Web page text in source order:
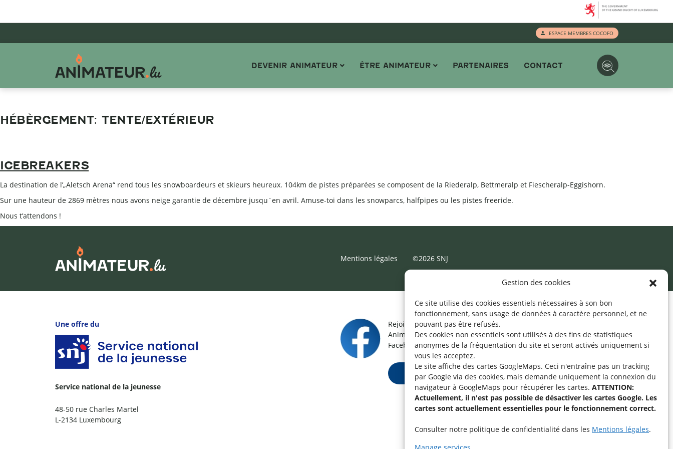
Gestion des cookies
Ce site utilise des cookies essentiels nécessaires à son bon
fonctionnement, sans usage de données à caractère personnel, et ne
pouvant pas être refusés.
Des cookies non essentiels sont utilisés à des fins de statistiques
anonymes de la fréquentation du site et seront activés uniquement si
vous les acceptez.
Le site affiche des cartes GoogleMaps. Ceci n'entraîne pas un tracking
par Google via des cookies, mais demande uniquement la connexion du
navigateur à GoogleMaps pour récupérer les cartes. ATTENTION:
Actuellement, il n'est pas possible de désactiver les cartes Google. Les
cartes sont actuellement essentielles pour le fonctionnement correct.
Consulter notre politique de confidentialité dans les Mentions légales.
menu
contenu
pied
page
ESPACE MEMBRES COCOFO
DEVENIR ANIMATEUR ÊTRE ANIMATEUR PARTENAIRES CONTACT
HÉBÈRGEMENT:TENTE/EXTÉRIEUR
ICEBREAKERS
La destination de l’„Aletsch Arena“ rend tous les snowboardeurs et skieurs heureux. 104km de pistes préparées se composent de la Riederalp, Bettmeralp et Fiescheralp-Eggishorn.
Sur une hauteur de 2869 mètres nous avons neige garantie de décembre jusqu`en avril. Amuse-toi dans les snowparcs, halfpipes ou les pistes freeride.
Nous t’attendons !
Mentions légales ©2026 SNJ
Une offre du
Service national de la jeunesse
48-50 rue Charles Martel
L-2134 Luxembourg
Rejoignez le groupe « Aide-Animateur /
Animateur / Aide-Technique » sur
Facebook.
Rejoindre maintenant